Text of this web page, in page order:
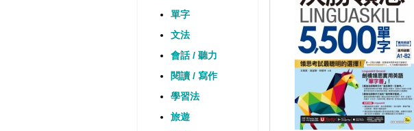
單字
文法
會話 / 聽力
閱讀 / 寫作
學習法
旅遊